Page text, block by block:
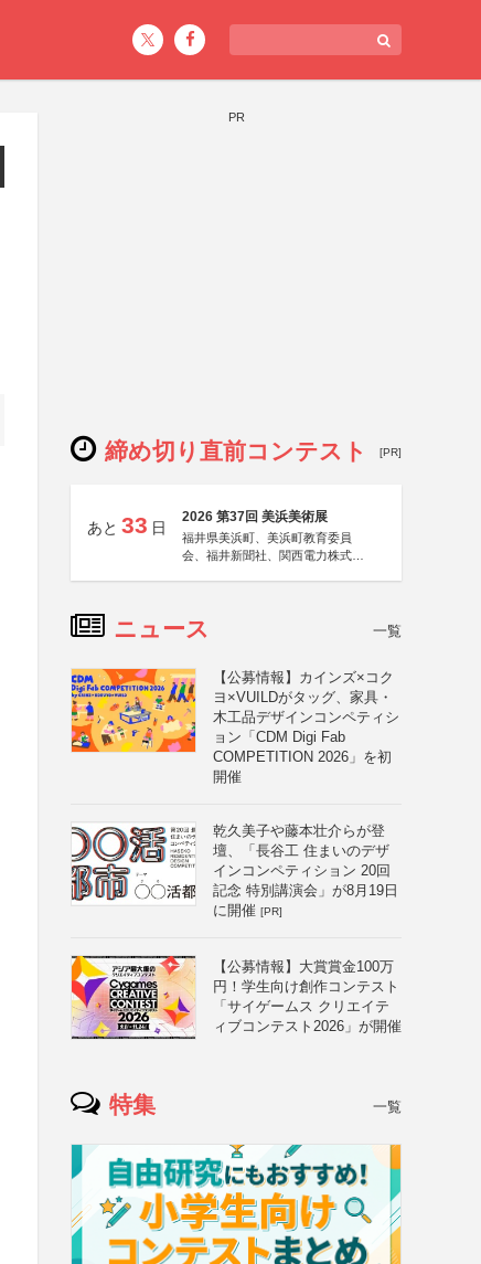
PR
締め切り直前コンテスト [PR]
あと 33 日
2026 第37回 美浜美術展
福井県美浜町、美浜町教育委員
会、福井新聞社、関西電力株式会
ニュース 一覧
【公募情報】カインズ×コク
ヨ×VUILDがタッグ、家具・
木工品デザインコンペティシ
ョン「CDM Digi Fab
COMPETITION 2026」を初
開催
乾久美子や藤本壮介らが登
壇、「長谷工 住まいのデザ
インコンペティション 20回
記念 特別講演会」が8月19日
に開催 [PR]
【公募情報】大賞賞金100万
円！学生向け創作コンテスト
「サイゲームス クリエイテ
ィブコンテスト2026」が開催
特集 一覧